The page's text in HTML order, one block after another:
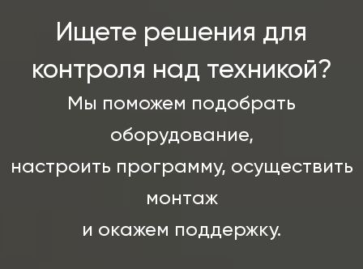
Ищете решения для
контроля над техникой?
Мы поможем подобрать
оборудование,
настроить программу, осуществить
монтаж
и окажем поддержку.